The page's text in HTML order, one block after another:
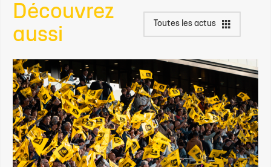
Découvrez
aussi
Toutes les actus